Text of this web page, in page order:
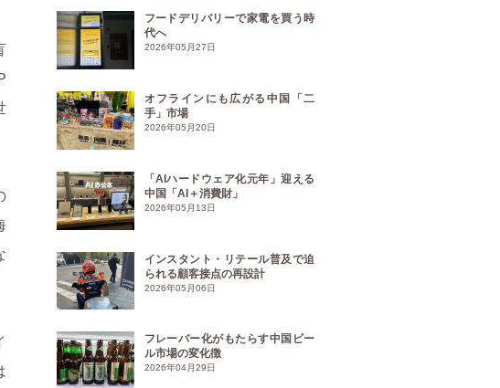
フードデリバリーで家電を買う時
代へ
2026年05月27日
オフラインにも広がる中国「二
手」市場
2026年05月20日
「AIハードウェア化元年」迎える
中国「AI＋消費財」
2026年05月13日
インスタント・リテール普及で迫
られる顧客接点の再設計
2026年05月06日
フレーバー化がもたらす中国ビー
ル市場の変化徴
2026年04月29日